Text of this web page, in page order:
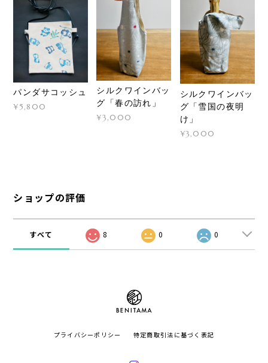
パンダサコッシュ
¥5,800
シルクワインバッ
グ「春の訪れ」
¥3,000
シルクワインバッ
グ「雪国の夜明
け」
¥3,000
ショップの評価
すべて 8 0 0
プライバシーポリシー 特定商取引法に基づく表記